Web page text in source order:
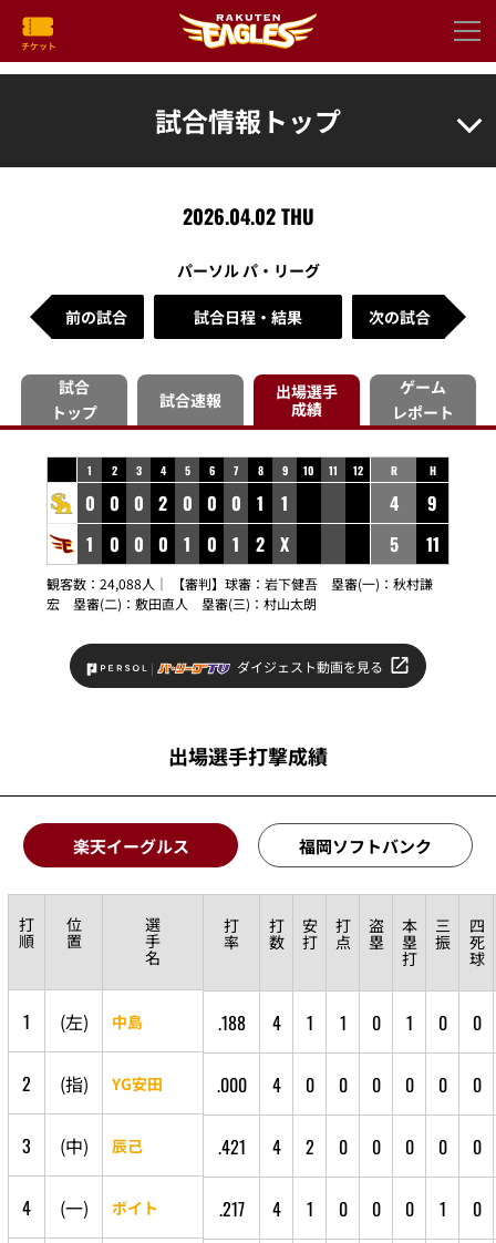
試合情報トップ
2026.04.02 THU
パーソル パ・リーグ
前の試合 試合日程・結果 次の試合
試合
トップ
試合速報
出場選手
成績
ゲーム
レポート
1 2 3 4 5 6 7 8 9 10 11 12
0 0 0 2 0 0 0 1
1
1
0 0 0 1 0 1 2 X
R H
4
9
5
11
観客数：24,088人｜ 【審判】球審： 岩下健吾 塁審(一)： 秋村謙
宏 塁審(二)： 敷田直人 塁審(三)： 村山太朗
ダイジェスト動画を見る
出場選手打撃成績
楽天イーグルス 福岡ソフトバンク
打
順
位
置
選
手
名
打
率
打
数
安
打
打
点
盗
塁
本
塁
打
三
振
四
死
球
1 (左) 中島 .188 4 1 1 0 1 0 0
2 (指) YG安田 .000 4 0 0 0 0 0 0
3 (中) 辰己 .421 4 2 0 0 0 0 0
4 (一) ボイト .217 4 1 0 0 0 1 0